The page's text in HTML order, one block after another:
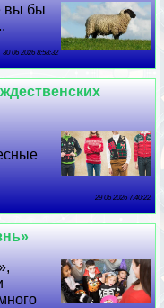
вы бы
30 06 2026 8:58:32
29 06 2026 7:40:22